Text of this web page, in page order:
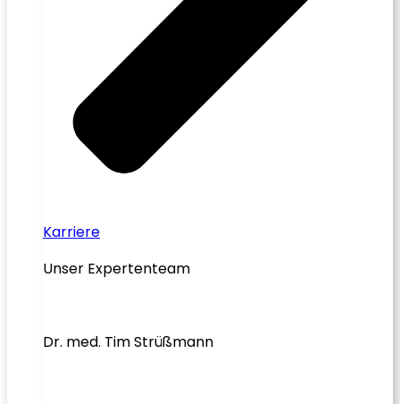
Karriere
Unser Expertenteam
Dr. med. Tim Strüßmann